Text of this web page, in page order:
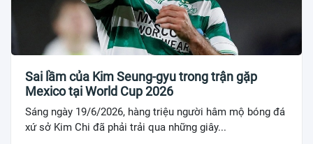
Sai lầm của Kim Seung-gyu trong trận gặp
Mexico tại World Cup 2026
Sáng ngày 19/6/2026, hàng triệu người hâm mộ bóng đá
xứ sở Kim Chi đã phải trải qua những giây...